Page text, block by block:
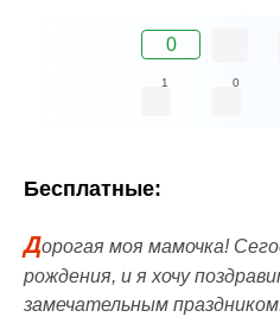
0
1 0
Бесплатные:
Дорогая моя мамочка!
рождения, и я хочу
замечательным